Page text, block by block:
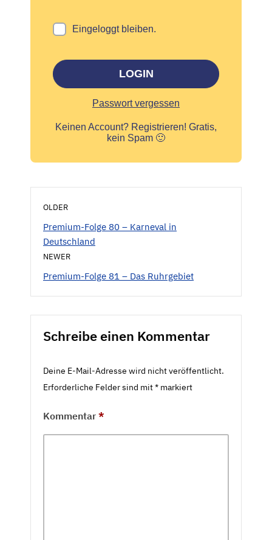
Eingeloggt bleiben.
LOGIN
Passwort vergessen
Keinen Account? Registrieren! Gratis,
kein Spam 🙂
OLDER
Premium-Folge 80 – Karneval in
Deutschland
NEWER
Premium-Folge 81 – Das Ruhrgebiet
Schreibe einen Kommentar
Deine E-Mail-Adresse wird nicht veröffentlicht.
Erforderliche Felder sind mit* markiert
Kommentar *